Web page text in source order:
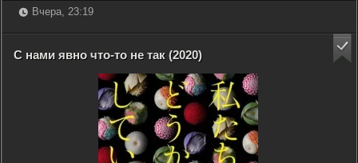
Вчера, 23:19
С нами явно что-то не так (2020)